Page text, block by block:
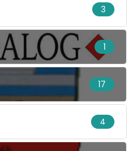
3
1
17
4